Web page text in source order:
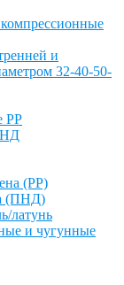
и
32-40-50-
PP
(PP)
(ПНД)
латунь
и чугунные